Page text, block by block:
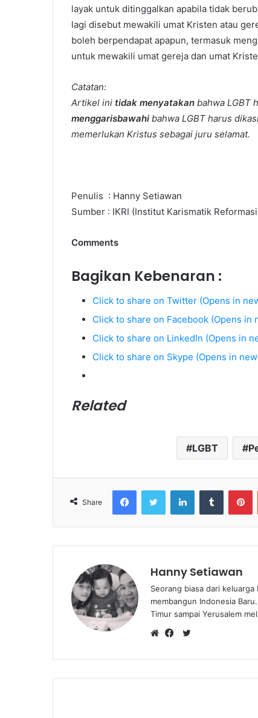
layak untuk ditinggalkan apabila tidak
lagi disebut mewakili umat Kristen atau
boleh berpendapat apapun, termasuk
untuk mewakili umat gereja dan umat
Catatan:
Artikel ini tidak menyatakan bahwa LGBT
menggarisbawahi bahwa LGBT harus
memerlukan Kristus sebagai juru selamat.
Penulis : Hanny Setiawan
Sumber : IKRI (Institut Karismatik
Comments
Bagikan Kebenaran :
Click to share on Twitter (Opens in
Click to share on Facebook (Opens in
Click to share on LinkedIn (Opens in
Click to share on Skype (Opens in
Related
LGBT
Share
Hanny Setiawan
Seorang biasa dari
membangun Indonesia
Timur sampai Yerusalem
e
b
a
c
i
t